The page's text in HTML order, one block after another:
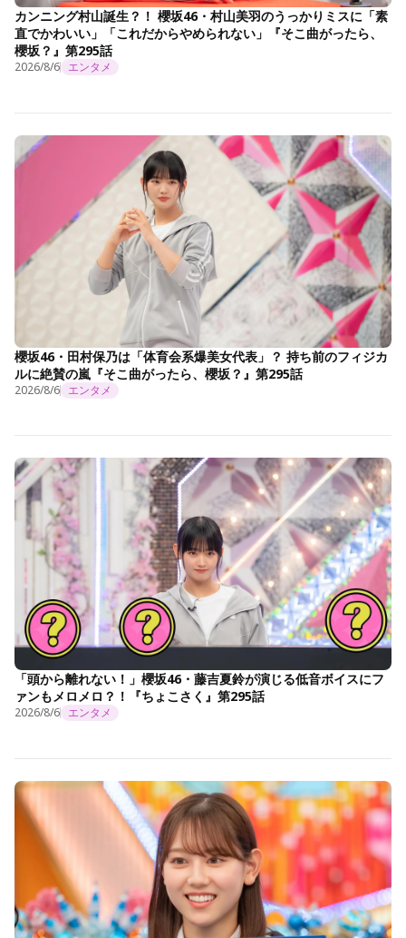
カンニング村山誕生？！ 櫻坂46・村山美羽のうっかりミスに「素
直でかわいい」「これだからやめられない」『そこ曲がったら、
櫻坂？』第295話
2026/8/6 エンタメ
櫻坂46・田村保乃は「体育会系爆美女代表」？ 持ち前のフィジカ
ルに絶賛の嵐『そこ曲がったら、櫻坂？』第295話
2026/8/6 エンタメ
「頭から離れない！」櫻坂46・藤吉夏鈴が演じる低音ボイスにフ
ァンもメロメロ？！『ちょこさく』第295話
2026/8/6 エンタメ